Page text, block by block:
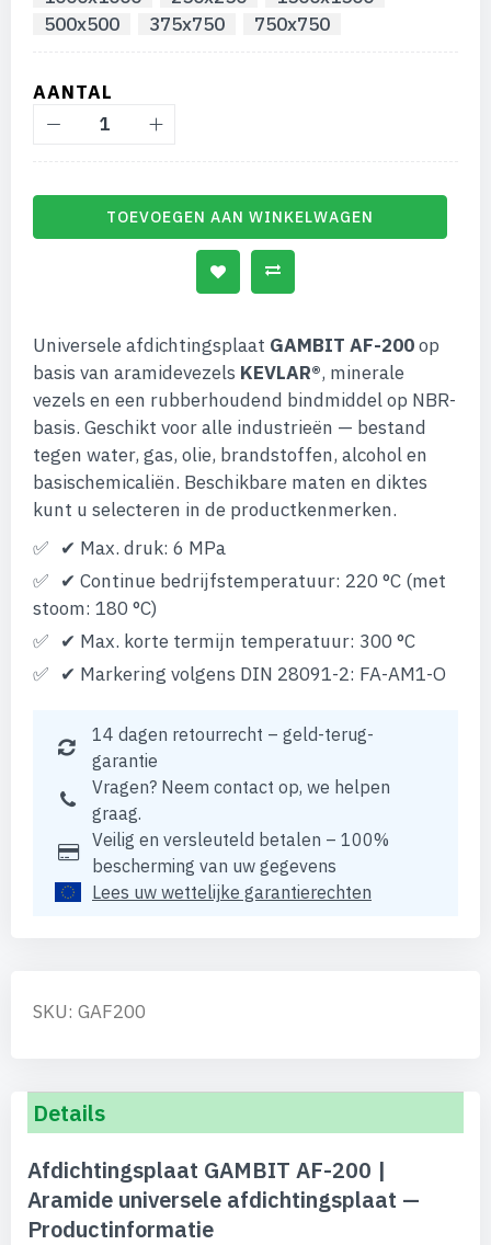
500x500
375x750 750x750
AANTAL
TOEVOEGEN AAN WINKELWAGEN
Universele afdichtingsplaat GAMBIT AF-200op
basis van aramidevezels KEVLAR®, minerale
vezels en een rubberhoudend bindmiddel op NBR-
basis. Geschikt voor alle industrieën — bestand
tegen water, gas, olie, brandstoffen, alcohol en
basischemicaliën. Beschikbare maten en diktes
kunt u selecteren in de productkenmerken.
✔ Max. druk: 6 MPa
✔ Continue bedrijfstemperatuur: 220 °C (met
stoom: 180 °C)
✔ Max. korte termijn temperatuur: 300 °C
✔ Markering volgens DIN 28091-2: FA-AM1-O
14 dagen retourrecht – geld-terug-
garantie
Vragen? Neem contact op, we helpen
graag.
Veilig en versleuteld betalen – 100%
bescherming van uw gegevens
Lees uw wettelijke garantierechten
SKU: GAF200
Details
Afdichtingsplaat GAMBIT AF-200 |
Aramide universele afdichtingsplaat —
Productinformatie